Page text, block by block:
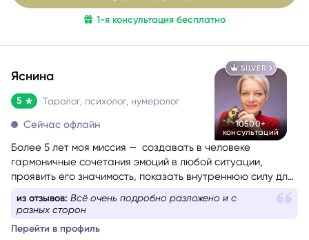
1-я консультация бесплатно
SILVER
10500+
консультаций
Яснина
5 Таролог, психолог, нумеролог
Сейчас офлайн
Более 5 лет моя миссия — создавать в человеке
гармоничные сочетания эмоций в любой ситуации,
проявить его значимость, показать внутреннюю силу для
самопомощи, сбалансировать энергии в зависимости от
ситуации.
из отзывов: Всё очень подробно разложено и с
разных сторон
Перейти в профиль